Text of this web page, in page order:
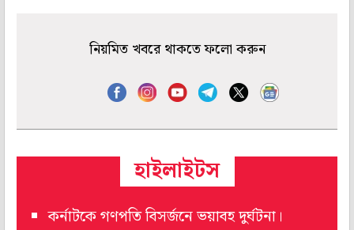
নিয়মিত খবরে থাকতে ফলো করুন
হাইলাইটস
কর্নাটকে গণপতি বিসর্জনে ভয়াবহ দুর্ঘটনা।